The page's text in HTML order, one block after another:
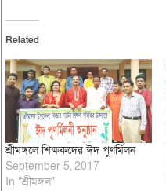
Related
শ্রীমঙ্গলে শিক্ষকদের ঈদ পুণর্মিলন
September 5, 2017
In "শ্রীমঙ্গল"